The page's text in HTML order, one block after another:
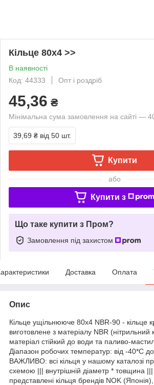
Кільце 80х4 >>
В наявності
Код: 44333
Опт і роздріб
45,36 ₴
Мінімальна сума замовлення на сайті —
39,69 ₴ від 50 шт.
Купити
або
Купити з
Що таке купити з Пром?
Замовлення під захистом
Доставка Оплата
Опис
Кільце ущільнююче 80х4 NBR-90 - кільце
виготовлене з матеріалу NBR (нітрильний
матеріал стійкий до води та паливо-
Діапазон робочих температур: від -40*С
ВАЖЛИВО: всі кільця у нашому каталозі
схемою ||| внутрішній діаметр * товщина
представлені кільця брендів NOK (Японія),